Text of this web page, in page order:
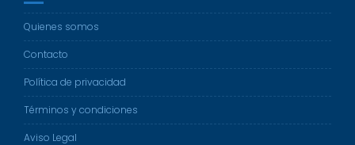
Quienes somos
Contacto
Política de privacidad
Términos y condiciones
Aviso Legal